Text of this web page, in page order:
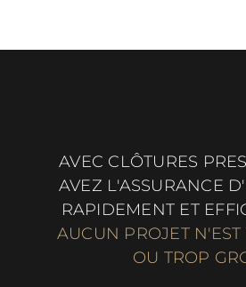
AVEC CLÔTURES
AVEZ L'ASSURANCE
RAPIDEMENT ET
AUCUN PROJET N'EST
OU TROP